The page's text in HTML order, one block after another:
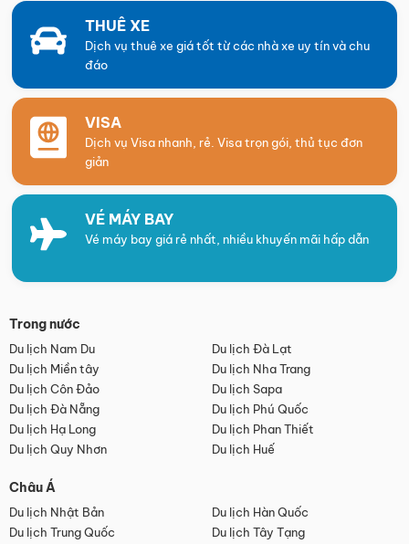
THUÊ XE
Dịch vụ thuê xe giá tốt từ các nhà xe uy tín và chu
đáo
VISA
Dịch vụ Visa nhanh, rẻ. Visa trọn gói, thủ tục đơn
giản
VÉ MÁY BAY
Vé máy bay giá rẻ nhất, nhiều khuyến mãi hấp dẫn
Trong nước
Du lịch Nam Du
Du lịch Đà Lạt
Du lịch Miền tây
Du lịch Nha Trang
Du lịch Côn Đảo
Du lịch Sapa
Du lịch Đà Nẵng
Du lịch Phú Quốc
Du lịch Hạ Long
Du lịch Phan Thiết
Du lịch Quy Nhơn
Du lịch Huế
Châu Á
Du lịch Nhật Bản
Du lịch Hàn Quốc
Du lịch Trung Quốc
Du lịch Tây Tạng